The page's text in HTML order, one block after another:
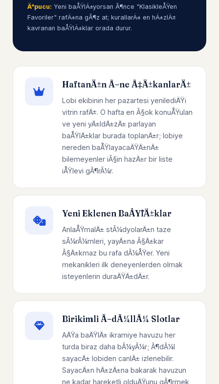
Ä°pucu: Yeni baÅŸlÄ±yorsan Ã¶nce "KlasikleÅŸen
Favoriler" rafÄ±na gÃ¶z at; kurallarÄ± en hÄ±zlÄ±
kavranan baÅŸlÄ±klar orada durur.
HaftanÄ±n Ã–ne Ã‡Ä±kanlarÄ±
Lobi ekibinin her pazartesi yenilediÄŸi
vitrin rafÄ±. O hafta en Ã§ok konuÅŸulan
ve yeni yÄ±ldÄ±zÄ± parlayan
baÅŸlÄ±klar burada toplanÄ±r; lobiye
nereden baÅŸlayacaÄŸÄ±nÄ±
bilemeyenler iÃ§in hazÄ±r bir liste
iÅŸlevi gÃ¶rÃ¼r.
Yeni Eklenen BaÅŸlÄ±klar
AnlaÅŸmalÄ± stÃ¼dyolarÄ±n taze
sÃ¼rÃ¼mleri, yayÄ±na Ã§Ä±kar
Ã§Ä±kmaz bu rafa dÃ¼ÅŸer. Yeni
mekanikleri ilk deneyenlerden olmak
isteyenlerin duraÄŸÄ±dÄ±r.
Birikimli Ã–dÃ¼llÃ¼ Slotlar
AÄŸa baÄŸlÄ± ikramiye havuzu her
turda biraz daha bÃ¼yÃ¼r; Ã¶dÃ¼l
sayacÄ± lobiden canlÄ± izlenebilir.
SayacÄ±n hÄ±zÄ±na bakarak havuzun
ne kadar hareketli olduÄŸunu gÃ¶rmek